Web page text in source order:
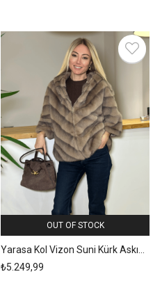
OUT OF STOCK
₺5.249,99